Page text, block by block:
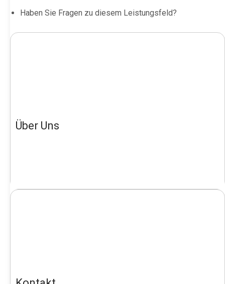
Haben Sie Fragen zu diesem Leistungsfeld?
Über Uns